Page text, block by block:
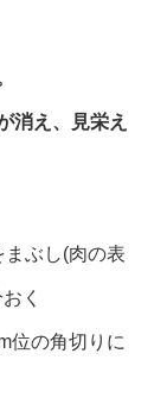
消え、見栄え
ぶし(肉の表
く
位の角切りに